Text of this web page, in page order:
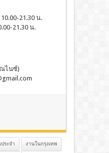
21.30 น.
21.30 น.
ณไนซ์)
ระจํา งานในกรุงเทพ